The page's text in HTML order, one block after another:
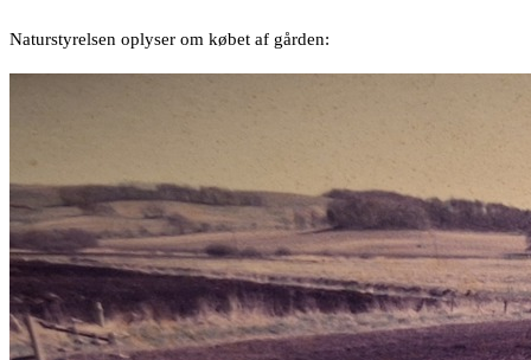
Naturstyrelsen oplyser om købet af gården: